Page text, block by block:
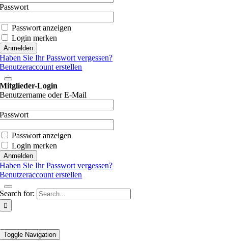
Passwort
Passwort anzeigen
Login merken
Haben Sie Ihr Passwort vergessen?
Benutzeraccount erstellen
Mitglieder-Login
Benutzername oder E-Mail
Passwort
Passwort anzeigen
Login merken
Haben Sie Ihr Passwort vergessen?
Benutzeraccount erstellen
Search for:
Toggle Navigation